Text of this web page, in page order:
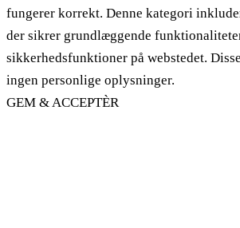
fungerer korrekt. Denne kategori
der sikrer grundlæggende
sikkerhedsfunktioner på webstedet.
ingen personlige oplysninger.
GEM & ACCEPTÈR